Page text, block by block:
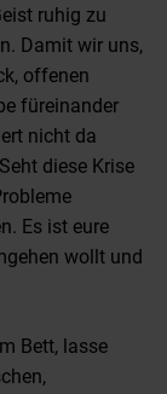
ruhig zu
Damit wir uns,
offenen
füreinander
nicht da
diese Krise
Es ist eure
wollt und
Bett, lasse